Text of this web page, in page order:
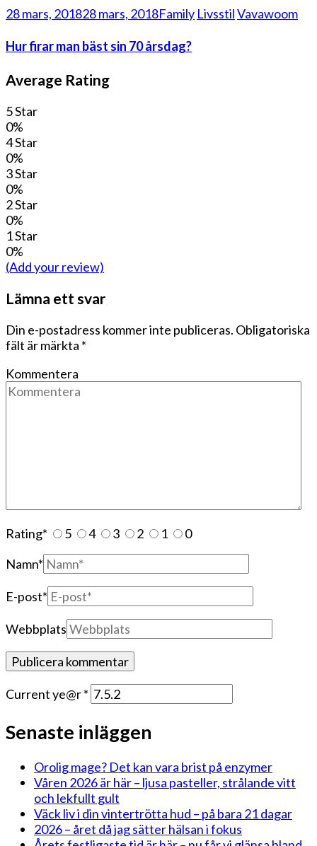
28 mars, 201828 mars, 2018Family LivsstilVavawoom
Hur firar man bäst sin 70 årsdag?
Average Rating
5 Star
0%
4 Star
0%
3 Star
0%
2 Star
0%
1 Star
0%
(Add your review)
Lämna ett svar
Din e-postadress kommer inte publiceras. Obligatoriska
fält är märkta *
Kommentera
Rating* 5 4 3 2 1
0
Namn*
E-post*
Webbplats
Current ye@r*
Senaste inläggen
Orolig mage? Det kan vara brist på enzymer
Våren 2026 är här – ljusa pasteller, strålande vitt
och lekfullt gult
Väck liv i din vintertrötta hud – på bara 21 dagar
2026 – året då jag sätter hälsan i fokus